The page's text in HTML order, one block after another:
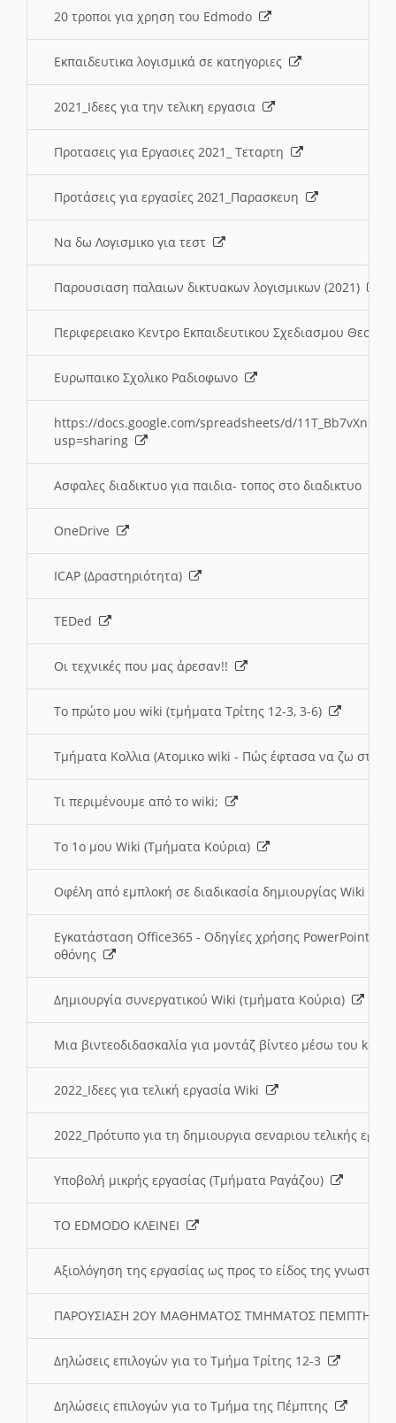
20 τροποι για χρηση του Edmodo
Εκπαιδευτικα λογισμικά σε κατηγοριες
2021_Ιδεες για την τελικη εργασια
Προτασεις για Εργασιες 2021_ Τεταρτη
Προτάσεις για εργασίες 2021_Παρασκευη
Να δω Λογισμικο για τεστ
Παρουσιαση παλαιων δικτυακων λογισμικων (2021)
Περιφερειακο Κεντρο Εκπαιδευτικου Σχεδιασμου
Ευρωπαικο Σχολικο Ραδιοφωνο
https://docs.google.com/spreadsheets/d/
usp=sharing
Ασφαλες διαδικτυο για παιδια- τοπος στο διαδικτυο
OneDrive
ICAP (Δραστηριότητα)
TEDed
Οι τεχνικές που μας άρεσαν!!
Το πρώτο μου wiki (τμήματα Τρίτης 12-3, 3-6)
Τμήματα Κολλια (Ατομικο wiki - Πώς έφτασα να ζω στην
Τι περιμένουμε από το wiki;
Το 1ο μου Wiki (Τμήματα Κούρια)
Οφέλη από εμπλοκή σε διαδικασία δημιουργίας Wiki
Εγκατάσταση Office365 - Οδηγίες χρήσης PowerPoint
οθόνης
Δημιουργία συνεργατικού Wiki (τμήματα Κούρια)
Μια βιντεοδιδασκαλία για μοντάζ βίντεο μέσω του
2022_Ιδεες για τελική εργασία Wiki
2022_Πρότυπο για τη δημιουργια σεναριου τελικής
Υποβολή μικρής εργασίας (Τμήματα Ραγάζου)
ΤΟ EDMODO ΚΛΕΙΝΕΙ
Αξιολόγηση της εργασίας ως προς το είδος της
ΠΑΡΟΥΣΙΑΣΗ 2ΟΥ ΜΑΘΗΜΑΤΟΣ ΤΜΗΜΑΤΟΣ
Δηλώσεις επιλογών για το Τμήμα Τρίτης 12-3
Δηλώσεις επιλογών για το Τμήμα της Πέμπτης